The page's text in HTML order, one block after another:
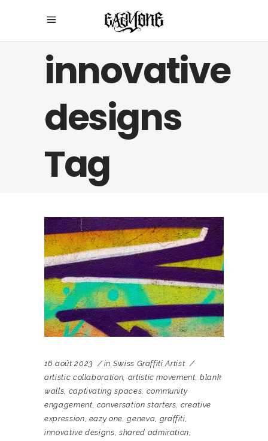
innovative
designs
Tag
16 août 2023 in Swiss Graffiti Artist
artistic collaboration, artistic movement, blank
walls, captivating spaces, community
engagement, conversation starters, creative
expression, eazy one,geneva, graffiti,
innovative designs,shared admiration,